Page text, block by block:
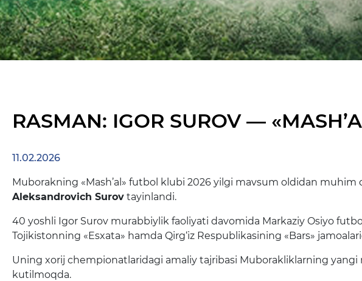
RASMAN: IGOR SUROV —
11.02.2026
Muborakning «Mash’al» futbol klubi 2026 yilgi mavsum oldidan
Aleksandrovich Surov tayinlandi.
40 yoshli Igor Surov murabbiylik faoliyati davomida Markaziy Osiyo
Tojikistonning «Esxata» hamda Qirg‘iz Respublikasining «Bars»
Uning xorij chempionatlaridagi amaliy tajribasi Muborakliklarning
kutilmoqda.